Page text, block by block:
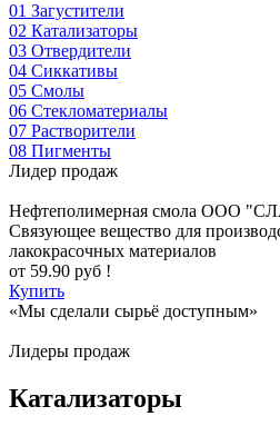
01 Загустители
02 Катализаторы
03 Отвердители
04 Сиккативы
05 Смолы
06 Стекломатериалы
07 Растворители
08 Пигменты
Лидер продаж
Нефтеполимерная смола ООО
Cвязующее вещество для
лакокрасочных материалов
от 59.90 руб !
Купить
«Мы сделали сырьё доступным»
Лидеры продаж
Катализаторы